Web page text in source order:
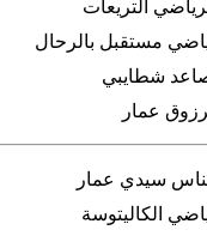
التريعات
مستقبل بالرحال
شطايبي
عمار
سيدي عمار
الكاليتوسة